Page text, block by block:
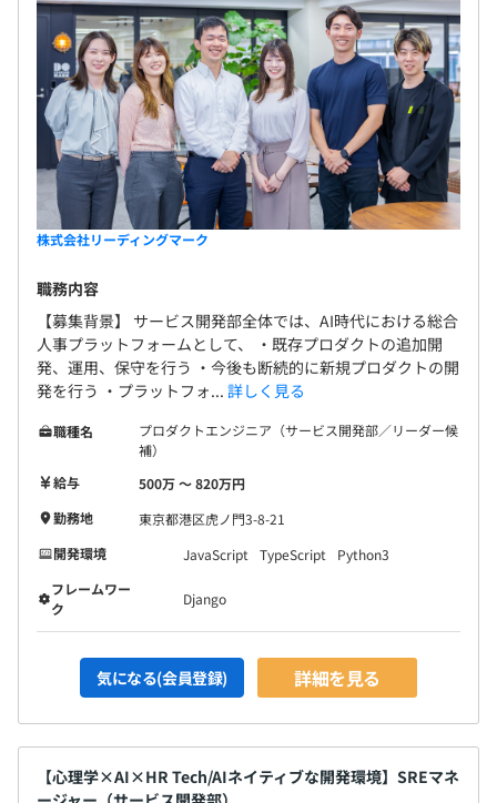
株式会社リーディングマーク
職務内容
【募集背景】 サービス開発部全体では、AI時代における総合
人事プラットフォームとして、 ・既存プロダクトの追加開
発、運用、保守を行う ・今後も断続的に新規プロダクトの開
発を行う ・プラットフォ... 詳しく見る
職種名
プロダクトエンジニア（サービス開発部／リーダー候
補）
給与
500万 〜 820万円
勤務地
東京都港区虎ノ門3-8-21
開発環境
JavaScript TypeScript
Python3
フレームワー
ク
Django
気になる(会員登録) 詳細を見る
【心理学×AI×HR Tech/AIネイティブな開発環境】SREマネ